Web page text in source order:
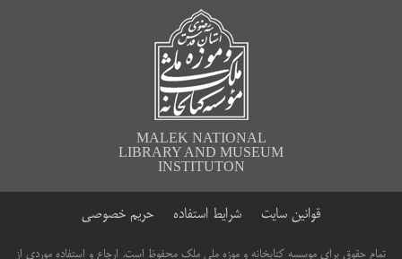
MALEK NATIONAL
LIBRARY AND MUSEUM
INSTITUTON
قوانین سایت شرایط استفاده حریم خصوصی
تمام حقوق برای موسسه کتابخانه و موزه ملی ملک محفوظ است. ارجاع و استفاده موردی از